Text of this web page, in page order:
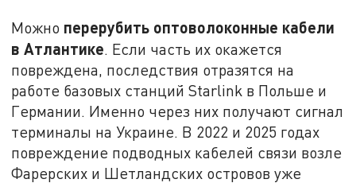
Можно перерубить оптоволоконные кабели
в Атлантике . Если часть их окажется
повреждена, последствия отразятся на
работе базовых станций Starlink в Польше и
Германии. Именно через них получают сигнал
терминалы на Украине. В 2022 и 2025 годах
повреждение подводных кабелей связи возле
Фарерских и Шетландских островов уже